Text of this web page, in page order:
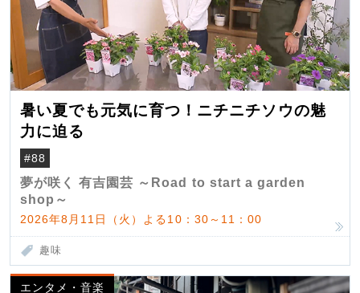
暑い夏でも元気に育つ！ニチニチソウの魅
力に迫る
#88
夢が咲く 有吉園芸 ～Road to start a garden
shop～
2026年8月11日（火）よる10：30～11：00
趣味
エンタメ・音楽